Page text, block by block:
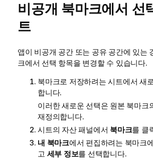
비공개 북마크에서 선
트
앱이 비공개 공간 또는 공유 공간에 있는
크에서 선택 항목을 변경할 수 있습니다.
북마크로 저장하려는 시트에서 새
합니다.
이러한 새로운 선택은 원본 북마크
재정의합니다.
시트의 자산 패널에서 북마크를 클
내 북마크에서 편집하려는 북마크
고 세부 정보를 선택합니다.